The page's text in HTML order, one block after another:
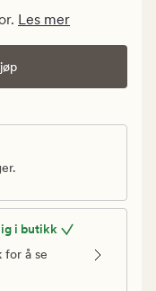
Les mer
i butikk
for å se